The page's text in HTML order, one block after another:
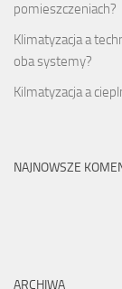
pomieszczeniach?
Klimatyzacja a
oba systemy?
Kilmatyzacja a
NAJNOWSZE
ARCHIWA